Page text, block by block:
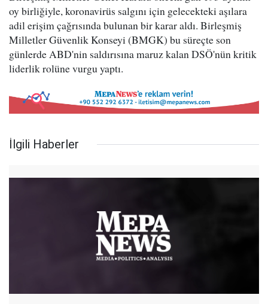
oy birliğiyle, koronavirüs salgını için gelecekteki aşılara
adil erişim çağrısında bulunan bir karar aldı. Birleşmiş
Milletler Güvenlik Konseyi (BMGK) bu süreçte son
günlerde ABD'nin saldırısına maruz kalan DSÖ'nün kritik
liderlik rolüne vurgu yaptı.
İlgili Haberler